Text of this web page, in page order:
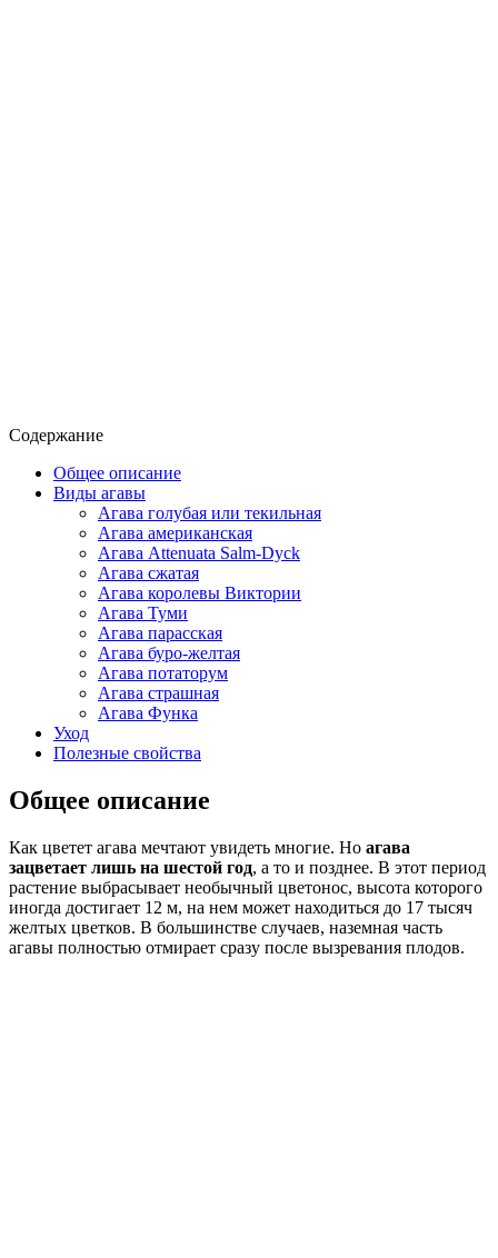
Содержание
Общее описание
Виды агавы
Агава голубая или текильная
Агава американская
Агава Attenuata Salm-Dyck
Агава сжатая
Агава королевы Виктории
Агава Туми
Агава парасская
Агава буро-желтая
Агава потаторум
Агава страшная
Агава Функа
Уход
Полезные свойства
Общее описание
Как цветет агава мечтают увидеть многие. Но агава
зацветает лишь на шестой год, а то и позднее. В этот период
растение выбрасывает необычный цветонос, высота которого
иногда достигает 12 м, на нем может находиться до 17 тысяч
желтых цветков. В большинстве случаев, наземная часть
агавы полностью отмирает сразу после вызревания плодов.